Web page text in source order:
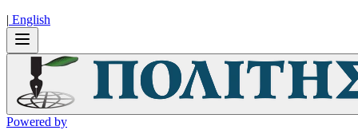
| Εnglish
Powered by